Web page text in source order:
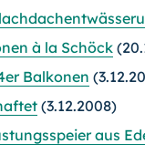
à la Schöck
Balkonen
(3.12.2008)
aus